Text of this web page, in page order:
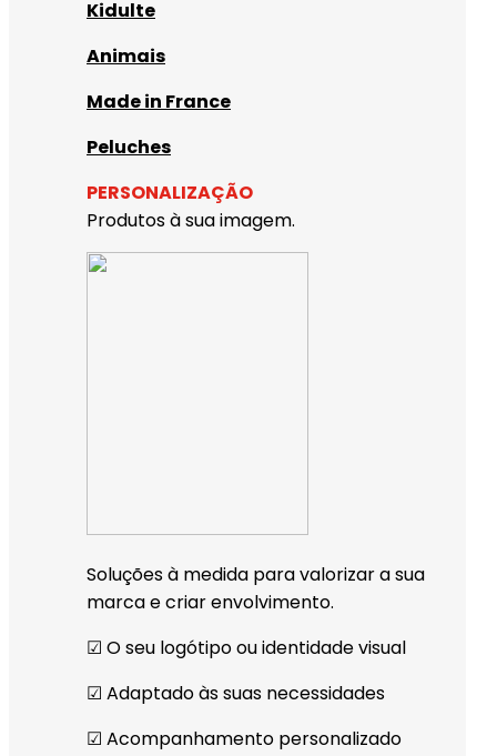
Kidulte
Animais
Made in France
Peluches
PERSONALIZAÇÃO
Produtos à sua imagem.
Soluções à medida para valorizar a sua
marca e criar envolvimento.
☑︎ O seu logótipo ou identidade visual
☑︎ Adaptado às suas necessidades
☑︎ Acompanhamento personalizado